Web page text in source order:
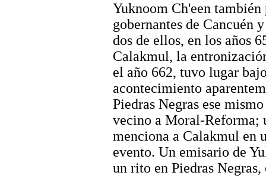
Yuknoom Ch'een
gobernantes de Cancuén
dos de ellos, en los años
Calakmul, la
el año 662, tuvo lugar
acontecimiento
Piedras Negras ese
vecino a Moral-Reforma;
menciona a Calakmul en
evento. Un emisario de
un rito en Piedras Negras,